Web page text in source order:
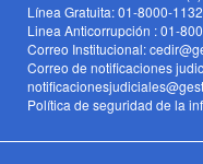
Línea Gratuita: 01-8000-
Linea Anticorrupción : 01-
Correo Institucional:
Correo de notificaciones
Política de seguridad de la